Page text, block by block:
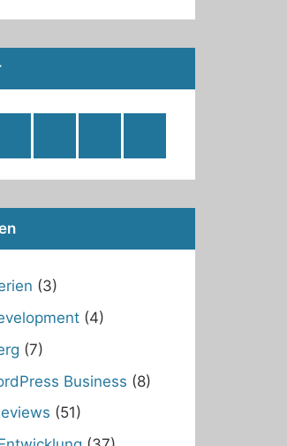
(3)
(4)
(7)
Business (8)
(51)